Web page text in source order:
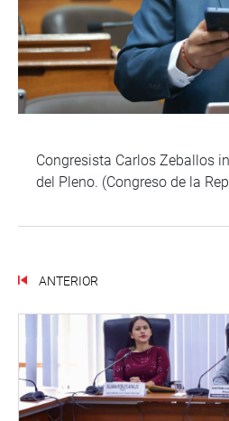
Congresista Carlos Zeballos
del Pleno. (Congreso de la
ANTERIOR